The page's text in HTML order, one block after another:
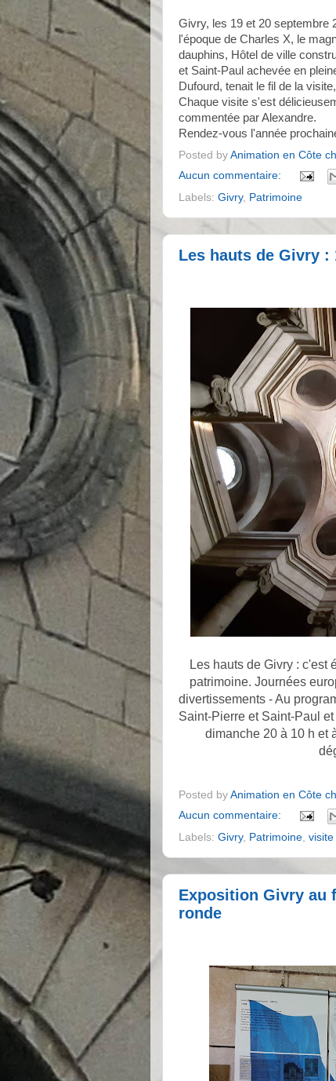
Givry, les 19 et 20 septembre
l'époque de Charles X, le
dauphins, Hôtel de ville
et Saint-Paul achevée en
Dufourd, tenait le fil de la
Chaque visite s'est
commentée par Alexandre.
Rendez-vous l'année
Posted by Animation en Côte
Aucun commentaire:
Labels: Givry, Patrimoine
Les hauts de Givry :
Les hauts de Givry : c'est
patrimoine. Journées
divertissements - Au
Saint-Pierre et Saint-Paul
dimanche 20 à 10 h et
Posted by Animation en Côte
Aucun commentaire:
Labels: Givry, Patrimoine,
Exposition Givry au
ronde